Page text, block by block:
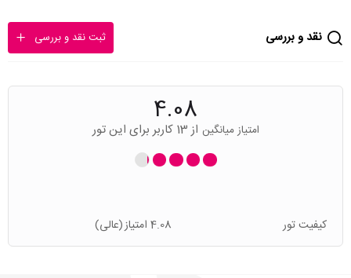
نقد و بررسی ثبت نقد و بررسی
4.08
امتیاز میانگین از 13 کاربر برای این تور
کیفیت تور 4.08 امتیاز (عالی)